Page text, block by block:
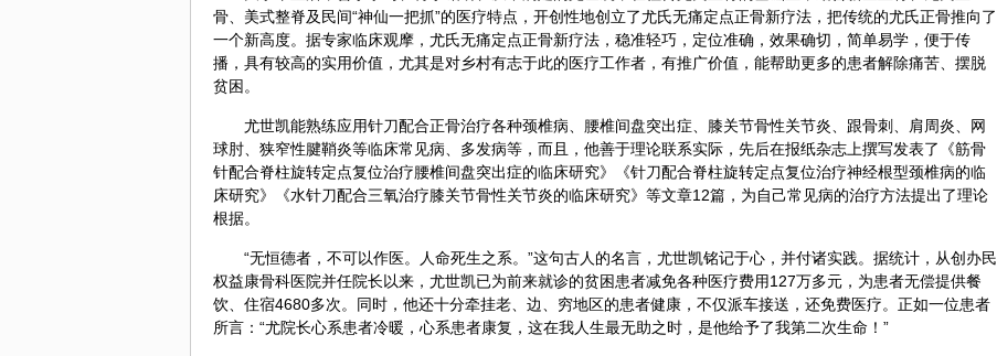
骨、美式整脊及民间“神仙一把抓”的医疗特点，开创性地创立了尤氏无痛定点正骨新疗法，把传统的尤氏正骨推向了
一个新高度。据专家临床观摩，尤氏无痛定点正骨新疗法，稳准轻巧，定位准确，效果确切，简单易学，便于传
播，具有较高的实用价值，尤其是对乡村有志于此的医疗工作者，有推广价值，能帮助更多的患者解除痛苦、摆脱
贫困。
尤世凯能熟练应用针刀配合正骨治疗各种颈椎病、腰椎间盘突出症、 膝关节骨性关节炎、跟骨刺、肩周炎、网
球肘、狭窄性腱鞘炎等临床常见病、多发病等，而且，他善于理论联系实际，先后在报纸杂志上撰写发表了《筋骨
针配合脊柱旋转定点复位治疗腰椎间盘突出症的临床研究》《针刀配合脊柱旋转定点复位治疗神经根型颈椎病的临
床研究》《水针刀配合三氧治疗膝关节骨性关节炎的临床研究》等文章12篇，为自己常见病的治疗方法提出了理论
根据。
“无恒德者，不可以作医。人命死生之系。”这句古人的名言，尤世凯铭记于心，并付诸实践。据统计，从创办民
权益康骨科医院并任院长以来，尤世凯已为前来就诊的贫困患者减免各种医疗费用127万多元，为患者无偿提供餐
饮、住宿4680多次。同时，他还十分牵挂老、边、穷地区的患者健康，不仅派车接送，还免费医疗。正如一位患者
所言：“尤院长心系患者冷暖，心系患者康复，这在我人生最无助之时，是他给予了我第二次生命！”